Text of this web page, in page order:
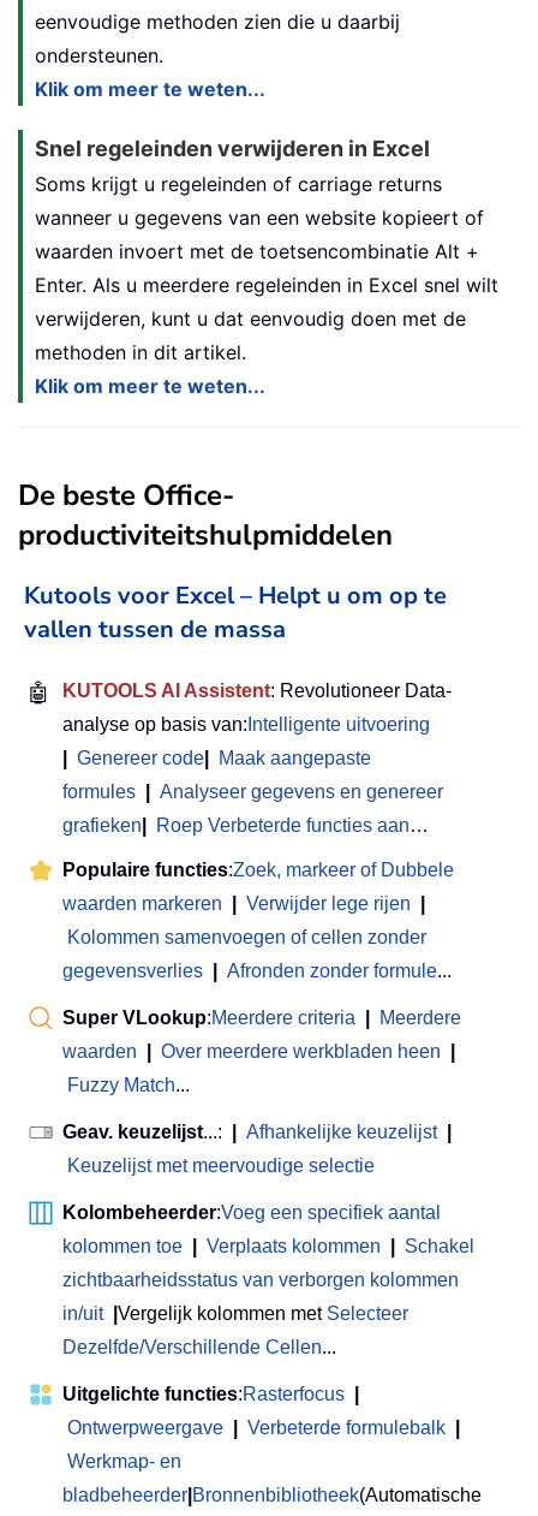
eenvoudige methoden zien die u daarbij
ondersteunen.
Klik om meer te weten...
Snel regeleinden verwijderen in Excel
Soms krijgt u regeleinden of carriage returns
wanneer u gegevens van een website kopieert of
waarden invoert met de toetsencombinatie Alt +
Enter. Als u meerdere regeleinden in Excel snel wilt
verwijderen, kunt u dat eenvoudig doen met de
methoden in dit artikel.
Klik om meer te weten...
De beste Office-
productiviteitshulpmiddelen
Kutools voor Excel – Helpt u om op te
vallen tussen de massa
🤖 KUTOOLS AI Assistent: Revolutioneer Data-
analyse op basis van: Intelligente uitvoering
Genereer code
Maak aangepaste
formules
Analyseer gegevens en genereer
grafieken
Roep Verbeterde functies aan…
Populaire functies:Zoek, markeer of Dubbele
waarden markeren
Verwijder lege rijen
Kolommen samenvoegen of cellen zonder
gegevensverlies
Afronden zonder formule...
Super VLookup:Meerdere criteria
Meerdere
waarden
Over meerdere werkbladen heen
Fuzzy Match...
Geav. keuzelijst...: Afhankelijke keuzelijst
Keuzelijst met meervoudige selectie
Kolombeheerder:Voeg een specifiek aantal
kolommen toe
Verplaats kolommen
Schakel
zichtbaarheidsstatus van verborgen kolommen
in/uit
Vergelijk kolommen met Selecteer
Dezelfde/Verschillende Cellen...
Uitgelichte functies:Rasterfocus
Ontwerpweergave
Verbeterde formulebalk
Werkmap- en
bladbeheerder Bronnenbibliotheek(Automatische